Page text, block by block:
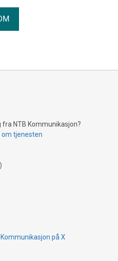
NTB Kommunikasjon?
om tjenesten
på X